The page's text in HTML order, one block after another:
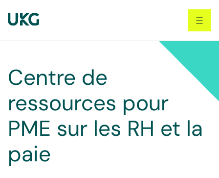
main
Centre de
ressources pour
PME sur les RH et la
paie